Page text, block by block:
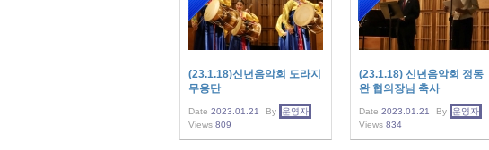
(23.1.18)신년음악회 도라지
무용단
Date 2023.01.21 By
운영자
Views 809
(23.1.18) 신년음악회 정동
완 협의장님 축사
Date 2023.01.21 By
운영자
Views 834